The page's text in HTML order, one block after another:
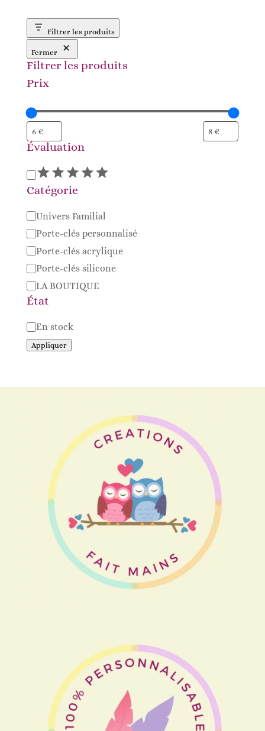
Filtrer les produits
Fermer
Filtrer les produits
Prix
Évaluation
Évaluation
Catégorie
Catégorie
Univers Familial
Porte-clés personnalisé
Porte-clés acrylique
Porte-clés silicone
LA BOUTIQUE
État
Disponibilité
En stock
Appliquer